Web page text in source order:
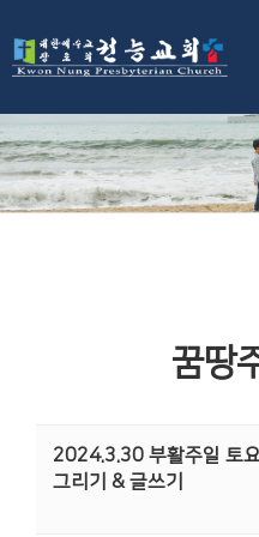
꿈땅
2024.3.30 부활주일 토
그리기 & 글쓰기